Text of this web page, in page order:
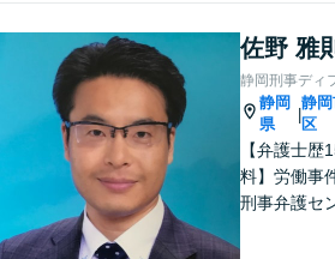
佐野 雅
静岡刑事ディ
静岡
県
|
静
区
【弁護士
料】労働事
刑事弁護セ